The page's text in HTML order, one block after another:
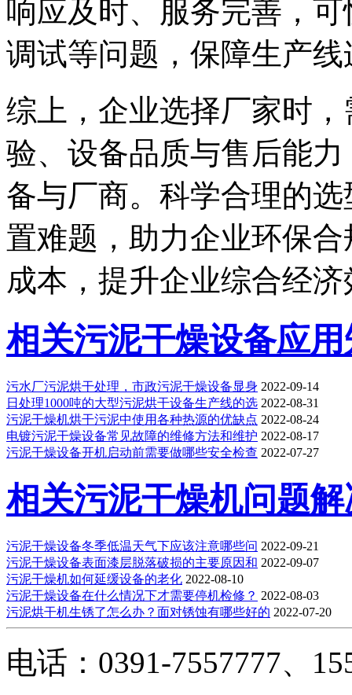
响应及时、服务完善，
调试等问题，保障生产
综上，企业选择厂家时
验、设备品质与售后能
备与厂商。科学合理的
置难题，助力企业环保
成本，提升企业综合经
相关污泥干燥设备应
污水厂污泥烘干处理，市政污泥干燥设备显身 2022-09-14
日处理1000吨的大型污泥烘干设备生产线的选 2022-08-31
污泥干燥机烘干污泥中使用各种热源的优缺点 2022-08-24
电镀污泥干燥设备常见故障的维修方法和维护 2022-08-17
污泥干燥设备开机启动前需要做哪些安全检查 2022-07-27
相关污泥干燥机问题
污泥干燥设备冬季低温天气下应该注意哪些问 2022-09-21
污泥干燥设备表面漆层脱落破损的主要原因和 2022-09-07
污泥干燥机如何延缓设备的老化 2022-08-10
污泥干燥设备在什么情况下才需要停机检修？ 2022-08-03
污泥烘干机生锈了怎么办？面对锈蚀有哪些好的 2022-07-20
电话：0391-7557777、